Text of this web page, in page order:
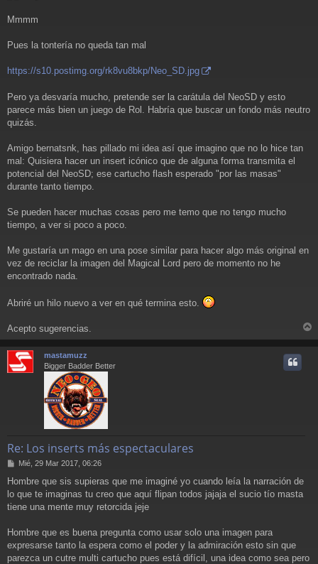
Mmmm
Pues la tontería no queda tan mal
https://s10.postimg.org/rk8vu8bkp/Neo_SD.jpg
Pero ya desvaría mucho, pretende ser la carátula del NeoSD y esto
parece más bien un juego de Rol. Habría que buscar un fondo más neutro
quizás.
Amigo bernatsnk, has pillado mi idea así que imagino que no lo hice tan
mal: Quisiera hacer un insert icónico que de alguna forma transmita el
potencial del NeoSD; ese cartucho flash esperado "por las masas"
durante tanto tiempo.
Se pueden hacer muchas cosas pero me temo que no tengo mucho
tiempo, a ver si poco a poco.
Me gustaría un mago en una pose similar para hacer algo más original en
vez de reciclar la imagen del Magical Lord pero de momento no he
encontrado nada.
Abriré un hilo nuevo a ver en qué termina esto.
Acepto sugerencias.
r
mastamuzz
Bigger Badder Better
Re: Los inserts más espectaculares
M
n
s
a
Mié, 29 Mar 2017, 06:26
Hombre que sis supieras que me imaginé yo cuando leía la narración de
lo que te imaginas tu creo que aquí flipan todos jajaja el sucio tío masta
tiene una mente muy retorcida jeje
Hombre que es buena pregunta como usar solo una imagen para
expresarse tanto la espera como el poder y la admiración esto sin que
parezca un cutre multi cartucho pues está difícil, una idea como sea pero